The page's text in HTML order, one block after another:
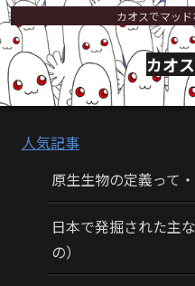
カオスでマッ
カオ
人気記事
原生生物の定義って
日本で発掘された主
の）